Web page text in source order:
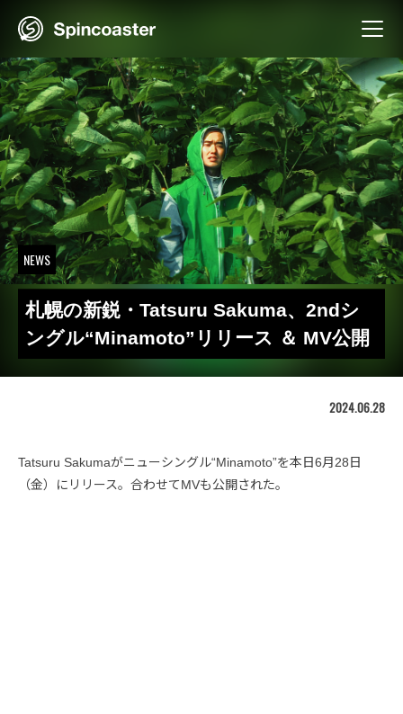
NEWS
札幌の新鋭・Tatsuru Sakuma、2ndシ
ングル“Minamoto”リリース ＆ MV公開
2024.06.28
Tatsuru Sakumaがニューシングル“Minamoto”を本日6月28日
（金）にリリース。合わせてMVも公開された。